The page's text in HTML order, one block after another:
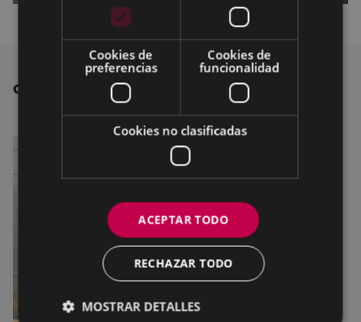
OTRAS NOTICIAS
Cookies de
preferencias
Cookies de
funcionalidad
Cookies no clasificadas
ACEPTAR TODO
RECHAZAR TODO
MOSTRAR DETALLES